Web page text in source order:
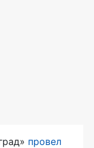
провел